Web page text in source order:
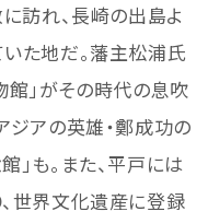
訪れ、長崎の出島よ
た地だ。藩主松浦氏
館」がその時代の息吹
ジアの英雄・鄭成功の
」も。また、平戸には
世界文化遺産に登録